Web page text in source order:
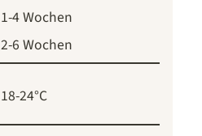
1-4 Wochen
2-6 Wochen
18-24°C